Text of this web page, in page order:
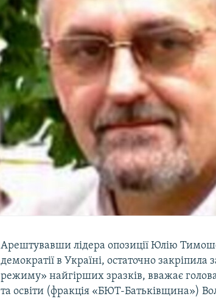
Арештувавши лідера опозиції Юлію
демократії в Україні, остаточно закріпила
режиму» найгірших зразків, вважає
та освіти (фракція «БЮТ-Батьківщина»)